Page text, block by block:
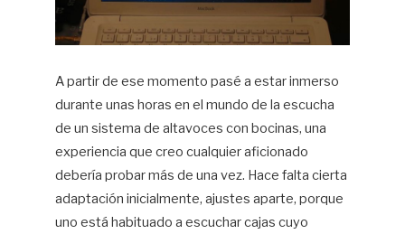
A partir de ese momento pasé a estar inmerso
durante unas horas en el mundo de la escucha
de un sistema de altavoces con bocinas, una
experiencia que creo cualquier aficionado
debería probar más de una vez. Hace falta cierta
adaptación inicialmente, ajustes aparte, porque
uno está habituado a escuchar cajas cuyo